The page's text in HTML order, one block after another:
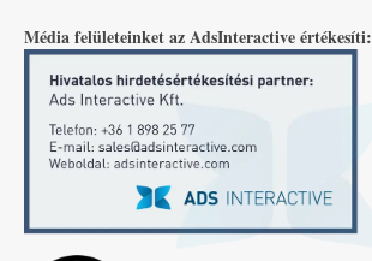
Média felületeinket az AdsInteractive értékesíti: